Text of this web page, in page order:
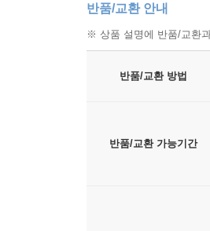
반품/교환 안내
※ 상품 설명에 반품/교환
반품/교환 방법
반품/교환 가능기간